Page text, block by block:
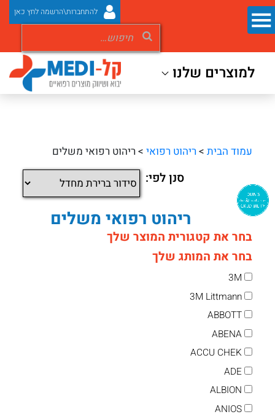
להתחברות\הרשמה לחץ כאן
למוצרים שלנו
עמוד הבית > ריהוט רפואי > ריהוט רפואי משלים
סנן לפי:
ריהוט רפואי משלים
בחר את קטגורית המוצר שלך
בחר את המותג שלך
3M
3M Littmann
ABBOTT
ABENA
ACCU CHEK
ADE
ALBION
ANIOS